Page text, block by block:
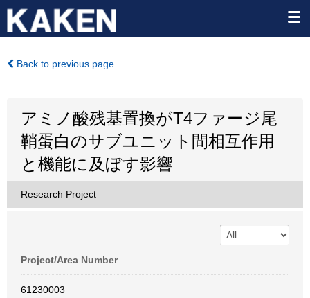
Back to previous page
アミノ酸残基置換がT4ファージ尾
鞘蛋白のサブユニット間相互作用
と機能に及ぼす影響
Research Project
Project/Area Number
61230003